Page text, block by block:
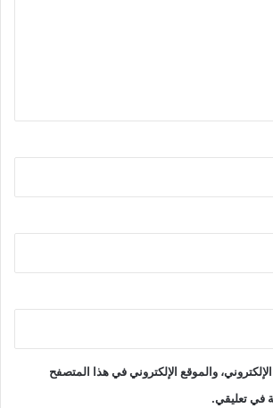
والموقع الإلكتروني في هذا المتصفح
في تعليقي.